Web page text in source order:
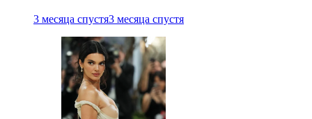
3 месяца спустя3 месяца спустя